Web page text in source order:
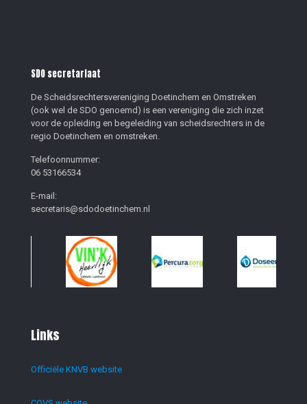
SDO secretariaat
De Scheidsrechtersvereniging Doetinchem en Omstreken
(ook wel de SDO genoemd) is een vereniging die zich inzet
voor de opleiding en begeleiding van scheidsrechters in de
regio Doetinchem en omstreken.
Telefoonnummer:
06 53166534
E-mail:
secretaris@sdodoetinchem.nl
Links
Officiële KNVB website